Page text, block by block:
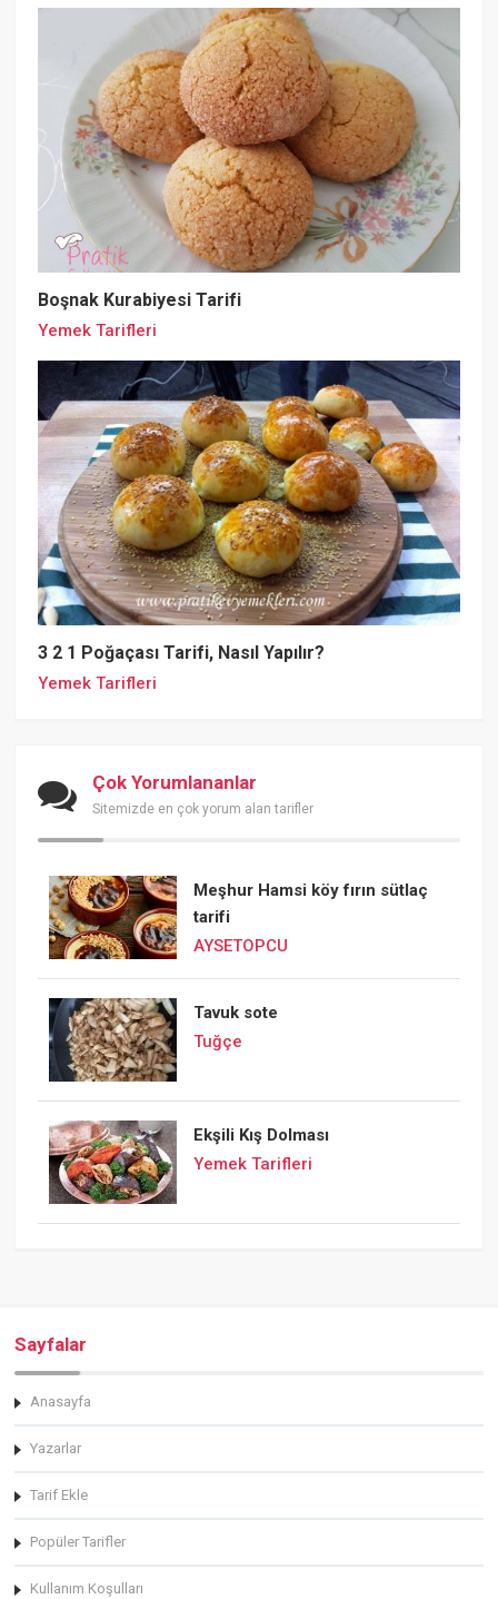
Boşnak Kurabiyesi Tarifi
Yemek Tarifleri
3 2 1 Poğaçası Tarifi, Nasıl Yapılır?
Yemek Tarifleri
Çok Yorumlananlar
Sitemizde en çok yorum alan tarifler
Meşhur Hamsi köy fırın sütlaç
tarifi
AYSETOPCU
Tavuk sote
Tuğçe
Ekşili Kış Dolması
Yemek Tarifleri
Sayfalar
Anasayfa
Yazarlar
Tarif Ekle
Popüler Tarifler
Kullanım Koşulları